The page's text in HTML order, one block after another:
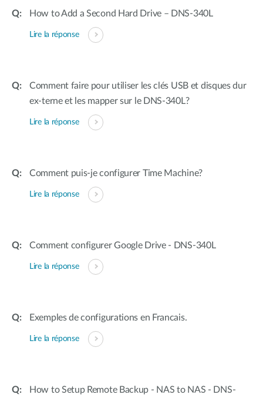
How to Add a Second Hard Drive – DNS-340L
Lire la réponse
Comment faire pour utiliser les clés USB et disques dur
ex-terne et les mapper sur le DNS-340L?
Lire la réponse
Comment puis-je configurer Time Machine?
Lire la réponse
Comment configurer Google Drive - DNS-340L
Lire la réponse
Exemples de configurations en Francais.
Lire la réponse
How to Setup Remote Backup - NAS to NAS - DNS-